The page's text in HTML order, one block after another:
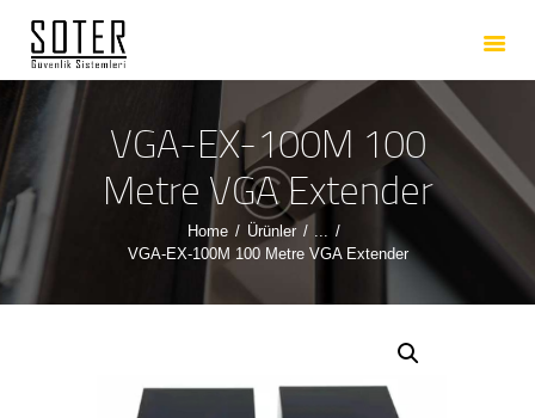
VGA-EX-100M 100
Metre VGA Extender
Home Ürünler
...
VGA-EX-100M 100 Metre VGA Extender
ANASAYFA
HAKKIMIZDA
HIZMETLERIMIZ
ÜRÜNLERIMIZ
REFERANSLARIMIZ
İLETIŞIM